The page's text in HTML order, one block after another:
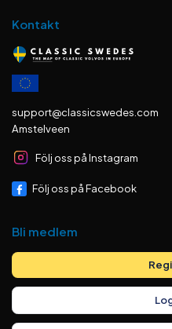
Kontakt
support@classicswedes.com
Amstelveen
Följ oss på Instagram
Följ oss på Facebook
Bli medlem